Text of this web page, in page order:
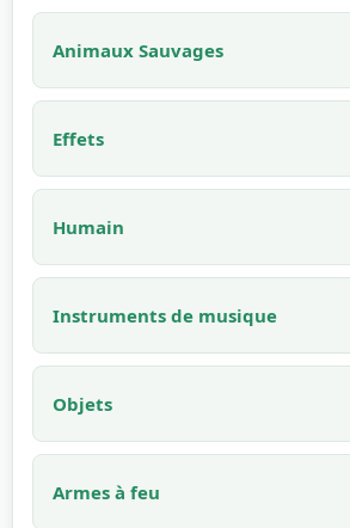
Animaux Sauvages
Effets
Humain
Instruments de musique
Objets
Armes à feu